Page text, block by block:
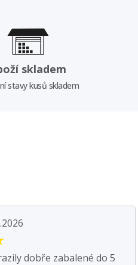
skladem
stavy kusů skladem
dobře zabalené do 5